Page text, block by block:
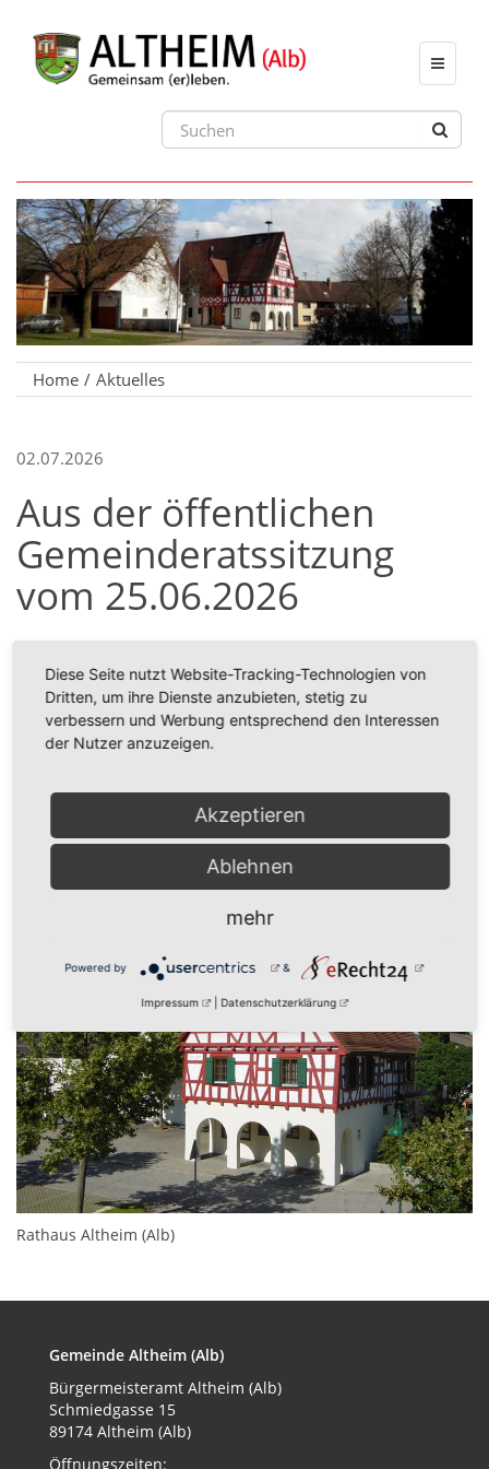
Toggle
Home Aktuelles
02.07.2026
Aus der öffentlichen
Gemeinderatssitzung
vom 25.06.2026
Gemeinderatssitzung vom 25.06.2026.
Ihre Gemeindeverwaltung
Zugehörige Dateien
zurück
Rathaus Altheim (Alb)
Gemeinde Altheim (Alb)
Bürgermeisteramt Altheim (Alb)
Schmiedgasse 15
89174 Altheim (Alb)
Öffnungszeiten:
Diese Seite nutzt Website-Tracking-Technologien von
Dritten, um ihre Dienste anzubieten, stetig zu
verbessern und Werbung entsprechend den Interessen
der Nutzer anzuzeigen.
Akzeptieren
Ablehnen
mehr
Powered by &
Impressum Datenschutzerklärung